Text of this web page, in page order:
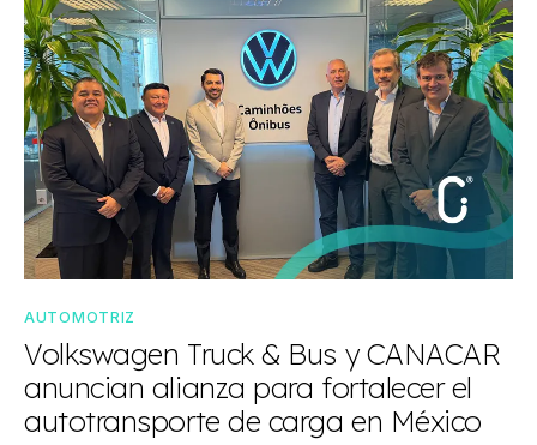
AUTOMOTRIZ
Volkswagen Truck & Bus y CANACAR
anuncian alianza para fortalecer el
autotransporte de carga en México